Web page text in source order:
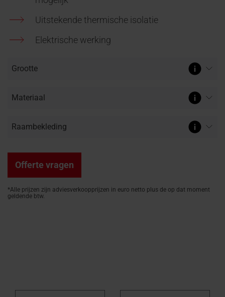
Accessoires en
verbindingsproducten
100% PVC
Vind ambachtslieden
Download gebied
Uitstekende thermische isolatie
Elektrische werking
Offerte vragen
*Alle prijzen zijn adviesverkoopprijzen in euro netto plus de op dat moment
geldende btw.